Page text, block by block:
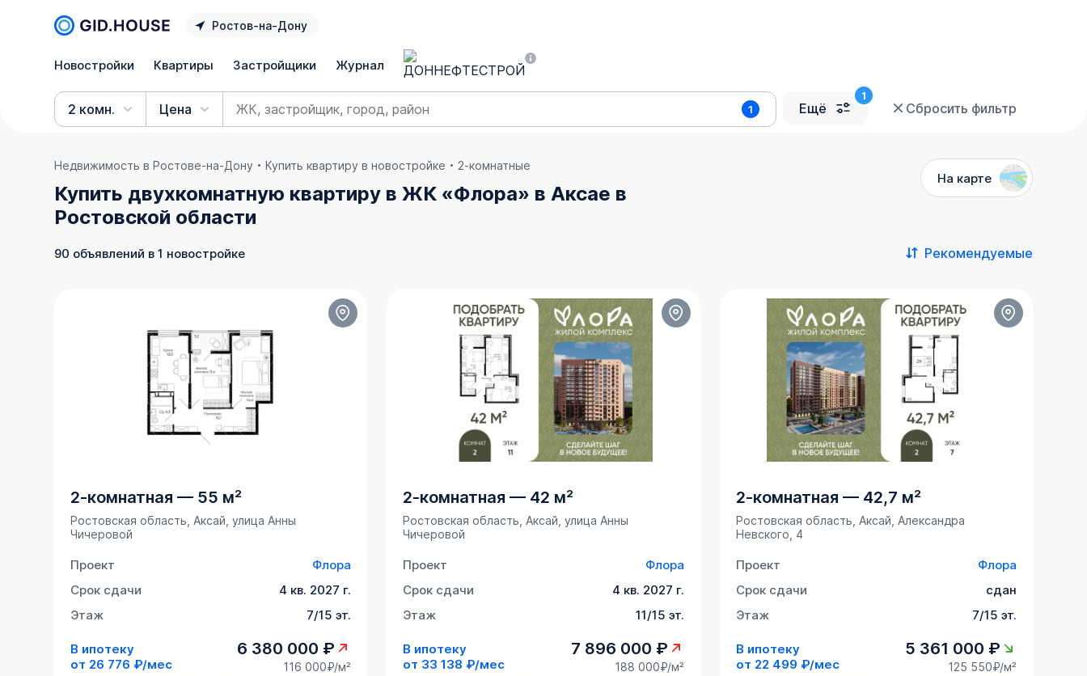
Ростов‑на‑Дону
Новостройки Квартиры Застройщики Журнал
2 комн. Цена 1 Ещё Сбросить фильтр
Недвижимость в Ростове‑на‑Дону Купить квартиру в новостройке 2-комнатные
Купить двухкомнатную квартиру в ЖК «Флора» в Аксае в
Ростовской области
На карте
90 объявлений в 1 новостройке Рекомендуемые
2-комнатная — 55 м²
Ростовская область, Аксай, улица Анны
Чичеровой
Проект
Флора
Срок сдачи
4 кв. 2027 г.
Этаж
7/15 эт.
В ипотеку
от 26 776 ₽/мес
6 380 000 ₽
116 000₽/м²
2-комнатная — 42 м²
Ростовская область, Аксай, улица Анны
Чичеровой
Проект
Флора
Срок сдачи
4 кв. 2027 г.
Этаж
11/15 эт.
В ипотеку
от 33 138 ₽/мес
7 896 000 ₽
188 000₽/м²
2-комнатная — 42,7 м²
Ростовская область, Аксай, Александра
Невского, 4
Проект
Флора
Срок сдачи
сдан
Этаж
7/15 эт.
В ипотеку
от 22 499 ₽/мес
5 361 000 ₽
125 550₽/м²